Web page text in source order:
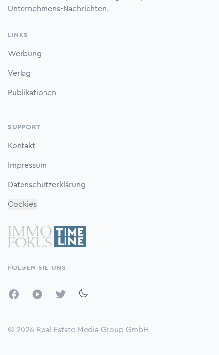
Unternehmens-Nachrichten.
LINKS
Werbung
Verlag
Publikationen
SUPPORT
Kontakt
Impressum
Datenschutzerklärung
Cookies
FOLGEN SIE UNS
FacebookYouTubeTwitter
© 2026 Real Estate Media Group GmbH